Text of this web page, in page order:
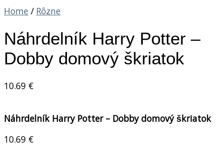
Home / Rôzne
Náhrdelník Harry Potter –
Dobby domový škriatok
10.69 €
Náhrdelník Harry Potter – Dobby domový škriatok
10.69 €